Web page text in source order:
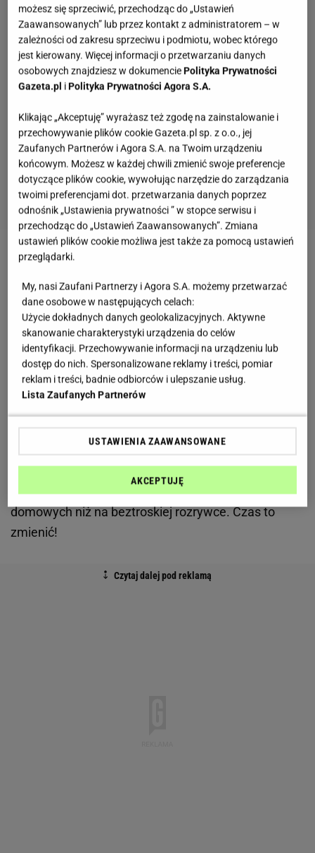
Horoskop dzienny - Byk
Byki zapragną dziś wsłuchać się w swój wewnętrzny
głos, pomocna może okazać się sesja medytacji lub
szczera rozmowa z przyjacielem. Coś musi się
zmienić, ten układ przestaje działać i już wkrótce
może obrócić się przeciwko Wam.
Horoskop dzienny - Bliźnięta
dla Was duża odmiana w ostatnim czasie częściej
można Was było spotkać w gąszczu obowiązków
domowych niż na beztroskiej rozrywce. Czas to
zmienić!
możesz się sprzeciwić, przechodząc do „Ustawień
Zaawansowanych” lub przez kontakt z administratorem – w
zależności od zakresu sprzeciwu i podmiotu, wobec którego
jest kierowany. Więcej informacji o przetwarzaniu danych
osobowych znajdziesz w dokumencie Polityka Prywatności
Gazeta.pl i Polityka Prywatności Agora S.A.
Klikając „Akceptuję” wyrażasz też zgodę na zainstalowanie i
przechowywanie plików cookie Gazeta.pl sp. z o.o., jej
Zaufanych Partnerów i Agora S.A. na Twoim urządzeniu
końcowym. Możesz w każdej chwili zmienić swoje preferencje
dotyczące plików cookie, wywołując narzędzie do zarządzania
twoimi preferencjami dot. przetwarzania danych poprzez
odnośnik „Ustawienia prywatności ” w stopce serwisu i
przechodząc do „Ustawień Zaawansowanych”. Zmiana
ustawień plików cookie możliwa jest także za pomocą ustawień
przeglądarki.
My, nasi Zaufani Partnerzy i Agora S.A. możemy przetwarzać
dane osobowe w następujących celach:
Użycie dokładnych danych geolokalizacyjnych. Aktywne
skanowanie charakterystyki urządzenia do celów
identyfikacji. Przechowywanie informacji na urządzeniu lub
dostęp do nich. Spersonalizowane reklamy i treści, pomiar
reklam i treści, badnie odbiorców i ulepszanie usług.
Lista Zaufanych Partnerów
USTAWIENIA ZAAWANSOWANE
AKCEPTUJĘ